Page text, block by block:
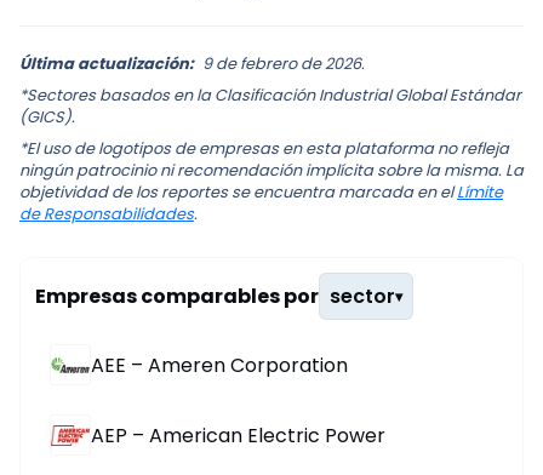
Última actualización: 9 de febrero de 2026.
*Sectores basados en la Clasificación Industrial Global Estándar
(GICS).
*El uso de logotipos de empresas en esta plataforma no refleja
ningún patrocinio ni recomendación implícita sobre la misma. La
objetividad de los reportes se encuentra marcada en elLímite
de Responsabilidades.
Empresas comparables por sector▾
AEE – Ameren Corporation
AEP – American Electric Power